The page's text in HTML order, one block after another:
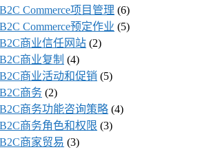
Commerce项目管理 (6)
Commerce预定作业 (5)
B2C商业信任网站 (2)
商业复制 (4)
B2C商业活动和促销 (5)
商务 (2)
B2C商务功能咨询策略 (4)
B2C商务角色和权限 (3)
B2C商家贸易 (3)